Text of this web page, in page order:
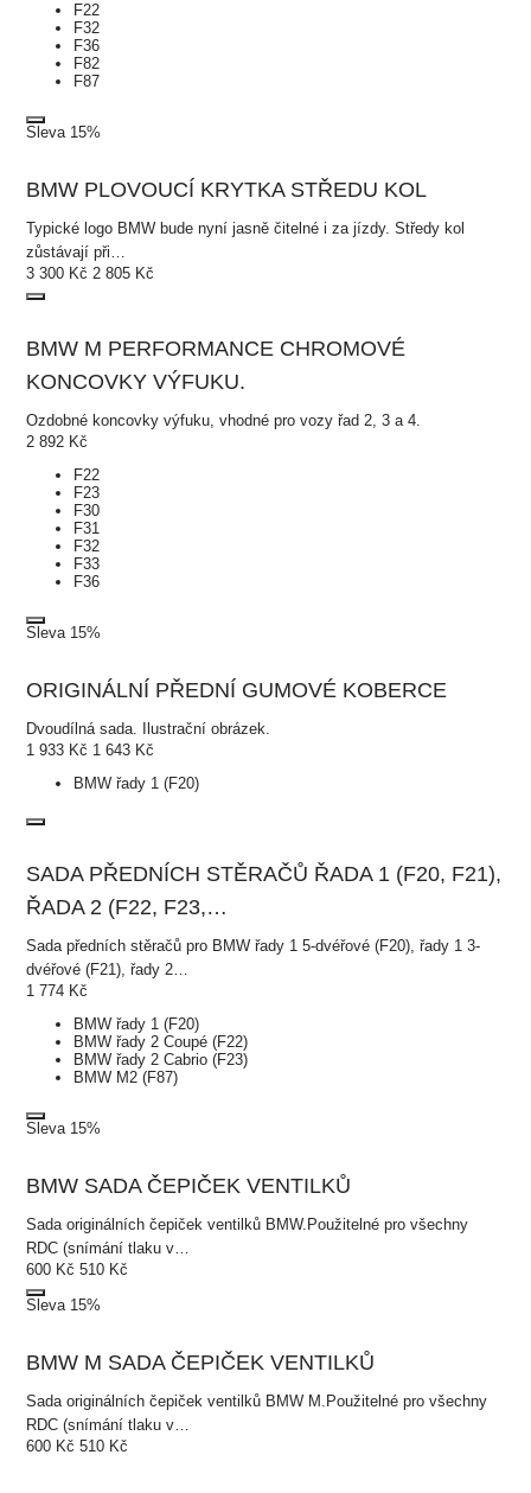
F22
F32
F36
F82
F87
Sleva 15%
BMW PLOVOUCÍ KRYTKA STŘEDU KOL
Typické logo BMW bude nyní jasně čitelné i za jízdy. Středy kol
zůstávají při…
3 300 Kč2 805 Kč
BMW M PERFORMANCE CHROMOVÉ
KONCOVKY VÝFUKU.
Ozdobné koncovky výfuku, vhodné pro vozy řad 2, 3 a 4.
2 892 Kč
F22
F23
F30
F31
F32
F33
F36
Sleva 15%
ORIGINÁLNÍ PŘEDNÍ GUMOVÉ KOBERCE
Dvoudílná sada. Ilustrační obrázek.
1 933 Kč 1 643 Kč
BMW řady 1 (F20)
SADA PŘEDNÍCH STĚRAČŮ ŘADA 1 (F20, F21),
ŘADA 2 (F22, F23,…
Sada předních stěračů pro BMW řady 1 5-dvéřové (F20), řady 1 3-
dvéřové (F21), řady 2…
1 774 Kč
BMW řady 1 (F20)
BMW řady 2 Coupé (F22)
BMW řady 2 Cabrio (F23)
BMW M2 (F87)
Sleva 15%
BMW SADA ČEPIČEK VENTILKŮ
Sada originálních čepiček ventilků BMW.Použitelné pro všechny
RDC (snímání tlaku v…
600 Kč510 Kč
Sleva 15%
BMW M SADA ČEPIČEK VENTILKŮ
Sada originálních čepiček ventilků BMW M.Použitelné pro všechny
RDC (snímání tlaku v…
600 Kč510 Kč